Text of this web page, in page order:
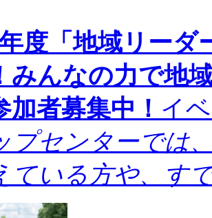
度「地域リーダ
みんなの力で地
加者募集中！ イ
プセンターでは
ている方や、す